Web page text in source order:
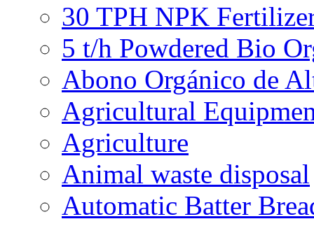
30 TPH NPK
5 t/h Powdered Bio
Abono Orgánico de
Agricultural
Agriculture
Animal waste disposal
Automatic Batter